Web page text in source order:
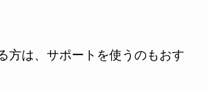
方は、サポートを使うのもおす